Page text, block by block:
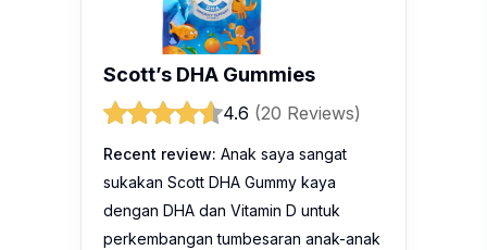
Scott’s DHA Gummies
4.6 (20 Reviews)
Recent review: Anak saya sangat
sukakan Scott DHA Gummy kaya
dengan DHA dan Vitamin D untuk
perkembangan tumbesaran anak-anak